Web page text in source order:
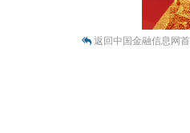
返回中国金融信息网